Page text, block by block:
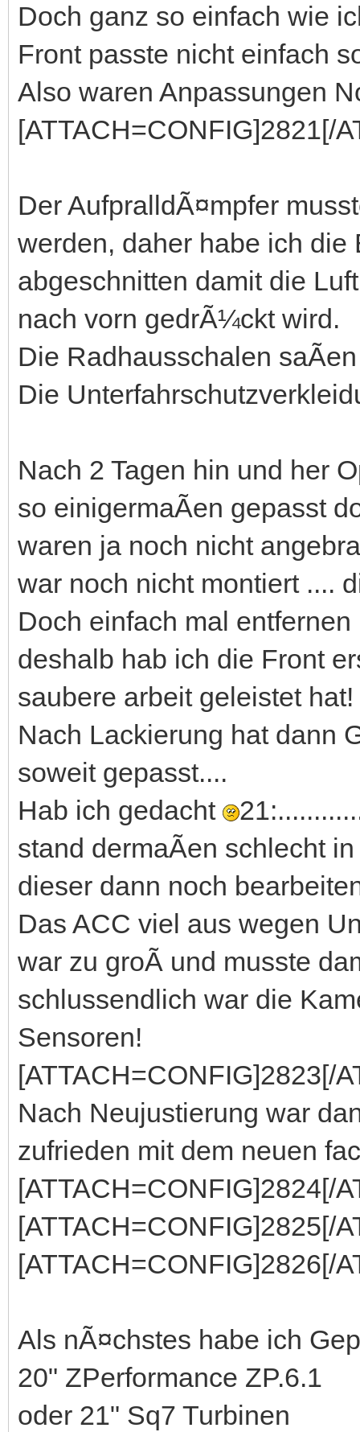
Doch ganz so einfach wie
Front passte nicht einfach
Also waren Anpassungen
[ATTACH=CONFIG]2821[/
Der AufpralldÃ¤mpfer
werden, daher habe ich die
abgeschnitten damit die
nach vorn gedrÃ¼ckt wird.
Die Radhausschalen
Die
Nach 2 Tagen hin und her
so einigermaÃen gepasst
waren ja noch nicht
war noch nicht montiert ....
Doch einfach mal
deshalb hab ich die Front
saubere arbeit geleistet hat!
Nach Lackierung hat dann
soweit gepasst....
Hab ich gedacht
stand dermaÃen schlecht
dieser dann noch
Das ACC viel aus wegen
war zu groÃ und musste
schlussendlich war die
Sensoren!
[ATTACH=CONFIG]2823[/
Nach Neujustierung war
zufrieden mit dem neuen
[ATTACH=CONFIG]2824[/
[ATTACH=CONFIG]2825[/
[ATTACH=CONFIG]2826[/
Als nÃ¤chstes habe ich
20" ZPerformance ZP.6.1
oder 21" Sq7 Turbinen